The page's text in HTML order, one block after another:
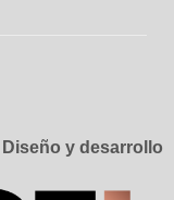
Diseño y desarrollo